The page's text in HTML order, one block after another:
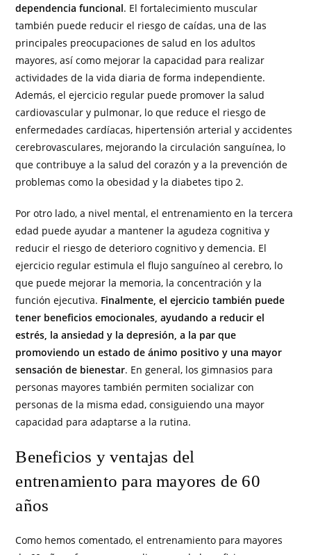
dependencia funcional. El fortalecimiento muscular
también puede reducir el riesgo de caídas, una de las
principales preocupaciones de salud en los adultos
mayores, así como mejorar la capacidad para realizar
actividades de la vida diaria de forma independiente.
Además, el ejercicio regular puede promover la salud
cardiovascular y pulmonar, lo que reduce el riesgo de
enfermedades cardíacas, hipertensión arterial y accidentes
cerebrovasculares, mejorando la circulación sanguínea, lo
que contribuye a la salud del corazón y a la prevención de
problemas como la obesidad y la diabetes tipo 2.
Por otro lado, a nivel mental, el entrenamiento en la tercera
edad puede ayudar a mantener la agudeza cognitiva y
reducir el riesgo de deterioro cognitivo y demencia. El
ejercicio regular estimula el flujo sanguíneo al cerebro, lo
que puede mejorar la memoria, la concentración y la
función ejecutiva. Finalmente, el ejercicio también puede
tener beneficios emocionales, ayudando a reducir el
estrés, la ansiedad y la depresión, a la par que
promoviendo un estado de ánimo positivo y una mayor
sensación de bienestar. En general, los gimnasios para
personas mayores también permiten socializar con
personas de la misma edad, consiguiendo una mayor
capacidad para adaptarse a la rutina.
Beneficios y ventajas del
entrenamiento para mayores de 60
años
Como hemos comentado, el entrenamiento para mayores